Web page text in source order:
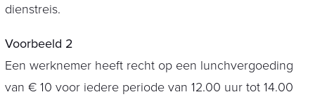
dienstreis.
Voorbeeld 2
Een werknemer heeft recht op een lunchvergoeding
van € 10 voor iedere periode van 12.00 uur tot 14.00